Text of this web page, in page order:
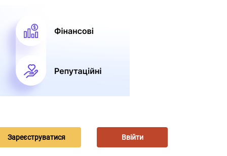
Зареєструватися Ввійти